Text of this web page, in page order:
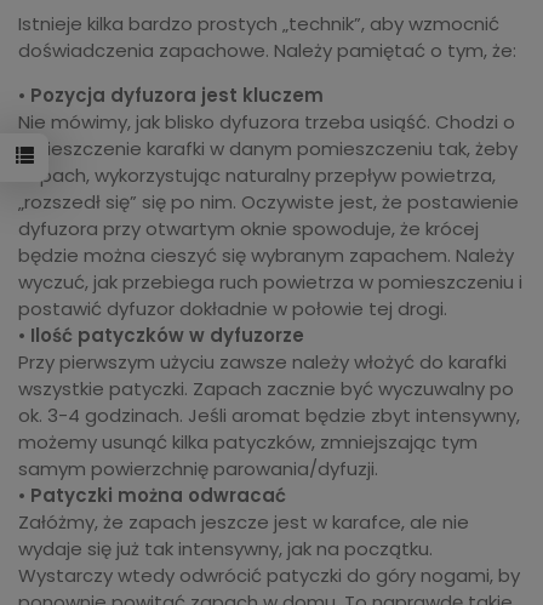
Istnieje kilka bardzo prostych „technik”, aby wzmocnić
doświadczenia zapachowe. Należy pamiętać o tym, że:
• Pozycja dyfuzora jest kluczem
Nie mówimy, jak blisko dyfuzora trzeba usiąść. Chodzi o
umieszczenie karafki w danym pomieszczeniu tak, żeby
zapach, wykorzystując naturalny przepływ powietrza,
„rozszedł się” się po nim. Oczywiste jest, że postawienie
dyfuzora przy otwartym oknie spowoduje, że krócej
będzie można cieszyć się wybranym zapachem. Należy
wyczuć, jak przebiega ruch powietrza w pomieszczeniu i
postawić dyfuzor dokładnie w połowie tej drogi.
• Ilość patyczków w dyfuzorze
Przy pierwszym użyciu zawsze należy włożyć do karafki
wszystkie patyczki. Zapach zacznie być wyczuwalny po
ok. 3-4 godzinach. Jeśli aromat będzie zbyt intensywny,
możemy usunąć kilka patyczków, zmniejszając tym
samym powierzchnię parowania/dyfuzji.
• Patyczki można odwracać
Załóżmy, że zapach jeszcze jest w karafce, ale nie
wydaje się już tak intensywny, jak na początku.
Wystarczy wtedy odwrócić patyczki do góry nogami, by